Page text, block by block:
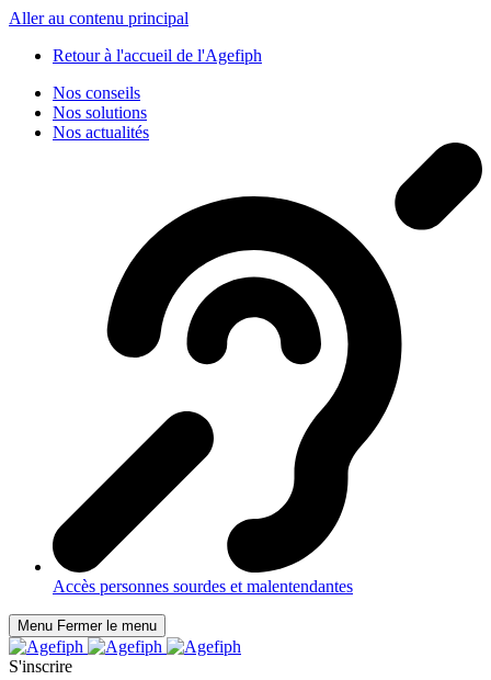
Aller au contenu principal
Retour à l'accueil de l'Agefiph
Nos conseils
Nos solutions
Nos actualités
Accès personnes sourdes et malentendantes
Menu Fermer le menu
S'inscrire
Panneau de gestion des cookies